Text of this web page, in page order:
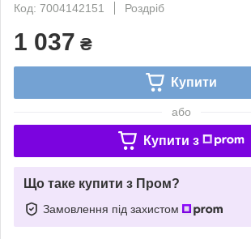
Код: 7004142151
Роздріб
1 037 ₴
Купити
або
Купити з
Що таке купити з Пром?
Замовлення під захистом